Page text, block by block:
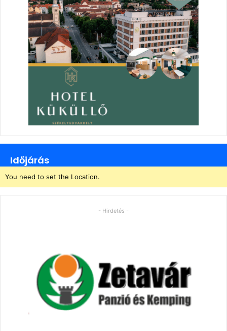
Időjárás
You need to set the Location.
- Hirdetés -